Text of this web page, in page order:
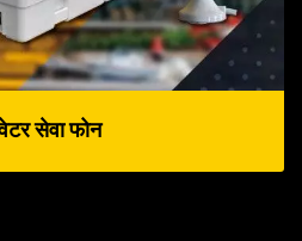
सेवा फोन